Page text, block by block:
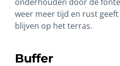
weer meer tijd en rust
blijven op het terras.
Buffer